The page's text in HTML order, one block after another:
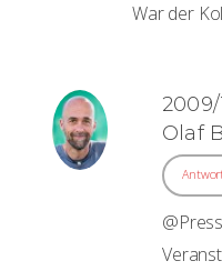
War der
2009/
Olaf